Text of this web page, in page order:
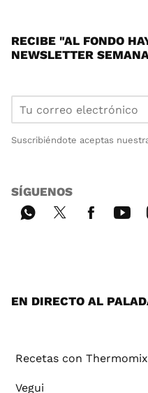
RECIBE "AL FONDO
NEWSLETTER
Suscribiéndote aceptas
SÍGUENOS
EN DIRECTO AL
Recetas con Thermomix
Vegui